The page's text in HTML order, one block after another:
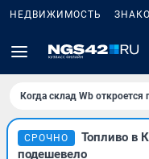
НЕДВИЖИМОСТЬ
Когда склад Wb
СРОЧНО
Топливо в
подешевело